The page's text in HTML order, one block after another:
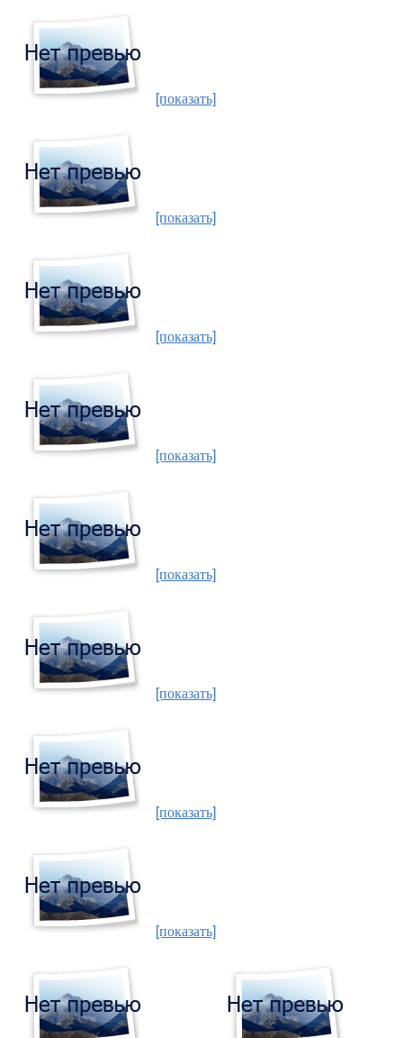
[показать]
[показать]
[показать]
[показать]
[показать]
[показать]
[показать]
[показать]